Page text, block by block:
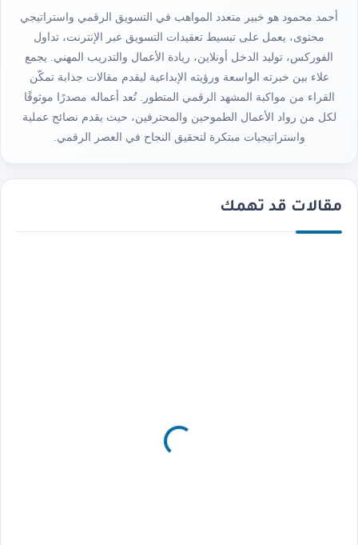
أحمد محمود هو خبير متعدد المواهب في التسويق الرقمي واستراتيجي
محتوى، يعمل على تبسيط تعقيدات التسويق عبر الإنترنت، تداول
الفوركس، توليد الدخل أونلاين، ريادة الأعمال والتدريب المهني. يجمع
علاء بين خبرته الواسعة ورؤيته الإبداعية ليقدم مقالات جذابة تمكّن
القراء من مواكبة المشهد الرقمي المتطور. تُعد أعماله مصدرًا موثوقًا
لكل من رواد الأعمال الطموحين والمحترفين، حيث يقدم نصائح عملية
واستراتيجيات مبتكرة لتحقيق النجاح في العصر الرقمي.
مقالات قد تهمك